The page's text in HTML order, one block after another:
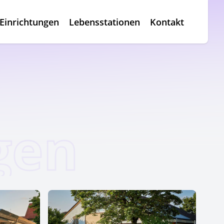
Einrichtungen Lebensstationen Kontakt